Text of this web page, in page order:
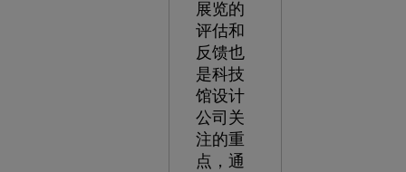
展览的
评估和
反馈也
是科技
馆设计
公司关
注的重
点，通